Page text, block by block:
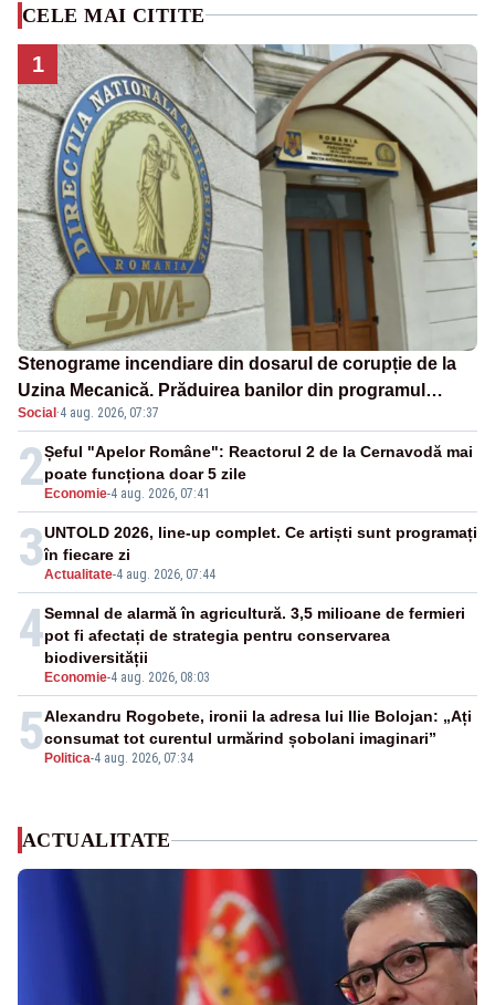
CELE MAI CITITE
1
Stenograme incendiare din dosarul de corupție de la
Uzina Mecanică. Prăduirea banilor din programul
SAFE, interceptată de DNA
Social ·4 aug. 2026, 07:37
2 Economie-4 aug. 2026, 07:41
Șeful "Apelor Române": Reactorul 2 de la Cernavodă mai
poate funcționa doar 5 zile
3Actualitate-4 aug. 2026, 07:44
UNTOLD 2026, line-up complet. Ce artiști sunt programați
în fiecare zi
4
Economie-4 aug. 2026, 08:03
Semnal de alarmă în agricultură. 3,5 milioane de fermieri
pot fi afectați de strategia pentru conservarea
biodiversității
5 Politica-4 aug. 2026, 07:34
Alexandru Rogobete, ironii la adresa lui Ilie Bolojan: „Ați
consumat tot curentul urmărind șobolani imaginari”
ACTUALITATE